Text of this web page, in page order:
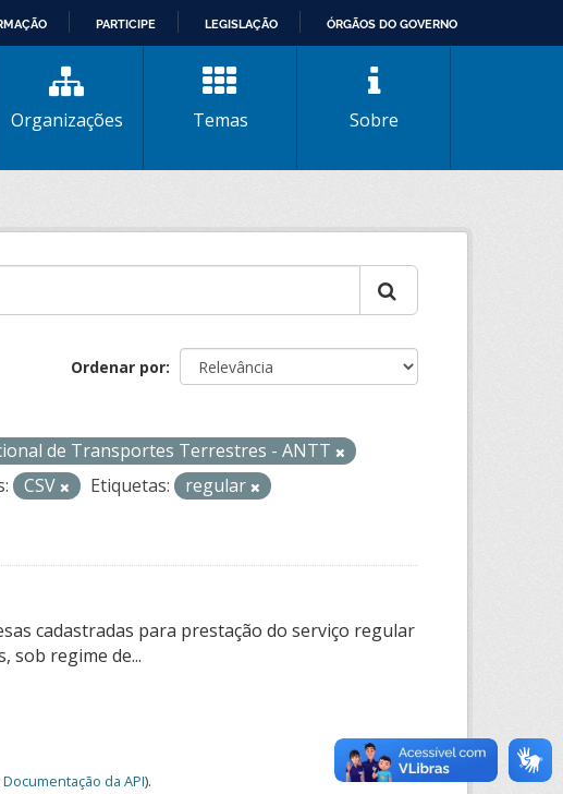
PARTICIPE LEGISLAÇÃO ÓRGÃOS DO GOVERNO
Organizações Temas Sobre
Ordenar por
de Transportes Terrestres - ANTT
CSV Etiquetas:
regular
cadastradas para prestação do serviço regular
sob regime de...
Documentação da API).